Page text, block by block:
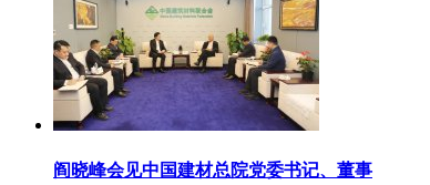
阎晓峰会见中国建材总院党委书记、董事